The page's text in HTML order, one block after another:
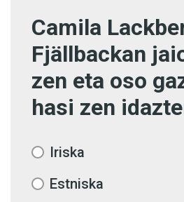
Camila
Fjällbackan
zen eta oso
hasi zen
Iriska
Estniska